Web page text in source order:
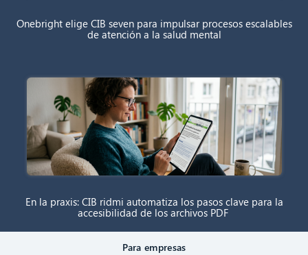
Onebright elige CIB seven para impulsar procesos escalables
de atención a la salud mental
En la praxis: CIB ridmi automatiza los pasos clave para la
accesibilidad de los archivos PDF
Para empresas